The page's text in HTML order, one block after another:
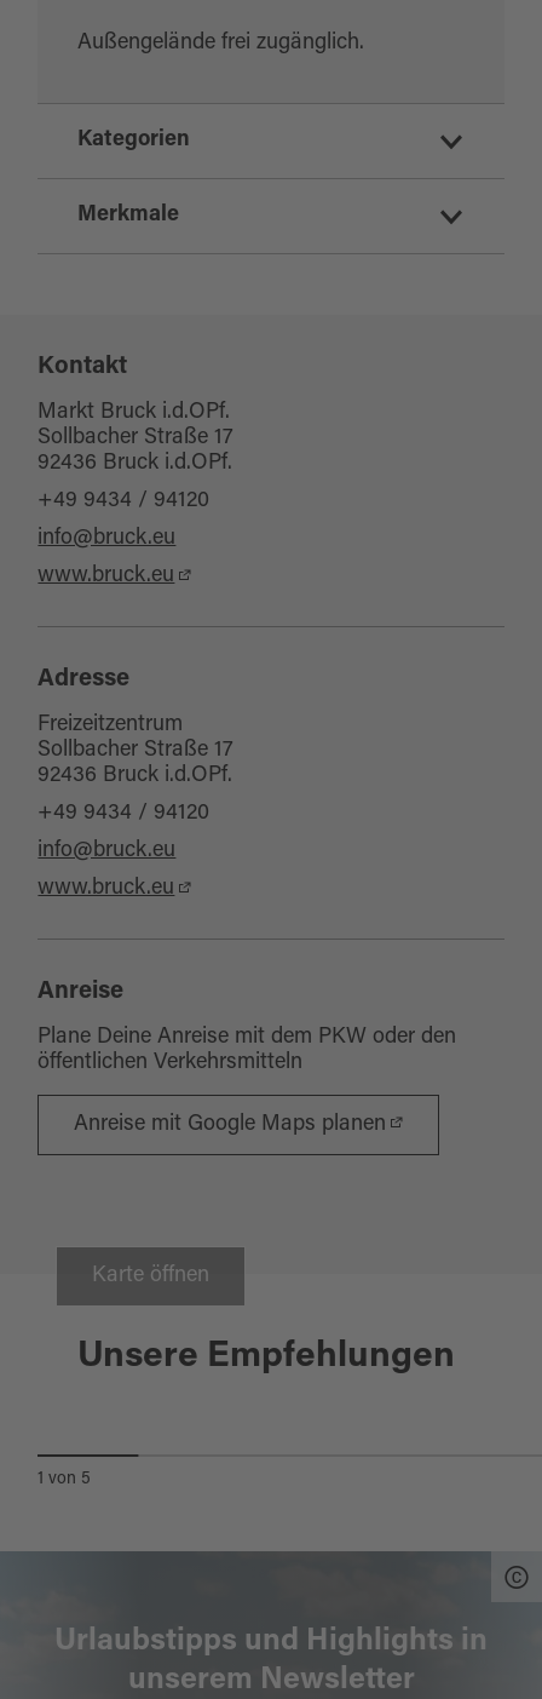
Außengelände frei zugänglich.
Kategorien
Funsport
Kinderspielplätze
Merkmale
für jedes Wetter
Kontakt
Markt Bruck i.d.OPf.
Sollbacher Straße 17
92436 Bruck i.d.OPf.
+49 9434 / 94120
info@bruck.eu
www.bruck.eu
Adresse
Freizeitzentrum
Sollbacher Straße 17
92436 Bruck i.d.OPf.
+49 9434 / 94120
info@bruck.eu
www.bruck.eu
Anreise
Plane Deine Anreise mit dem PKW oder den
öffentlichen Verkehrsmitteln
Anreise mit Google Maps planen
Karte öffnen
Unsere Empfehlungen
Bruck i.d.OPf.
1 von 5
Urlaubstipps und Highlights in
unserem Newsletter